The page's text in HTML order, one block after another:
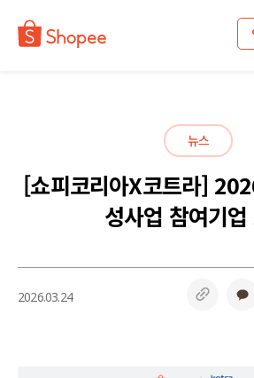
뉴스
[쇼피코리아X코트라]
성사업 참여기업
2026.03.24 링크